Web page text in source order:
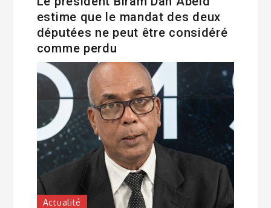
estime que le mandat des deux
députées ne peut être considéré
comme perdu
Actualité